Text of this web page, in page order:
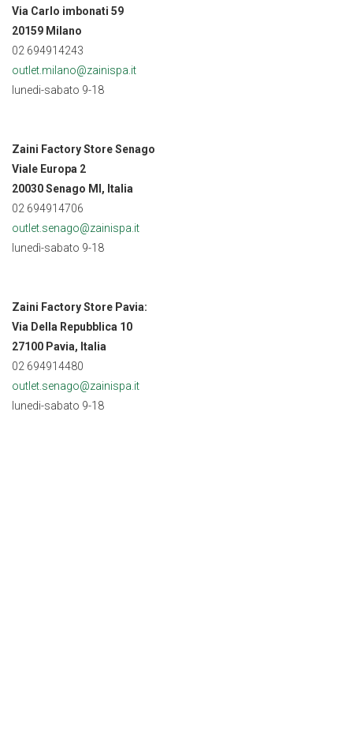
Via Carlo imbonati 59
20159 Milano
02 694914243
outlet.milano@zainispa.it
lunedi-sabato 9-18
Zaini Factory Store Senago
Viale Europa 2
20030 Senago MI, Italia
02 694914706
outlet.senago@zainispa.it
lunedì-sabato 9-18
Zaini Factory Store Pavia:
Via Della Repubblica 10
27100 Pavia, Italia
02 694914480
outlet.senago@zainispa.it
lunedi-sabato 9-18